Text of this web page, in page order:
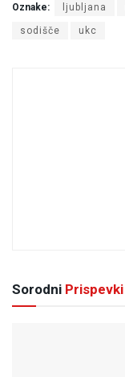
Oznake: ljubljana
sodišče ukc
Sorodni Prispevki